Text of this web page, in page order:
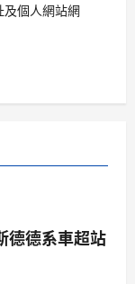
及個人網站網
德德系車超站